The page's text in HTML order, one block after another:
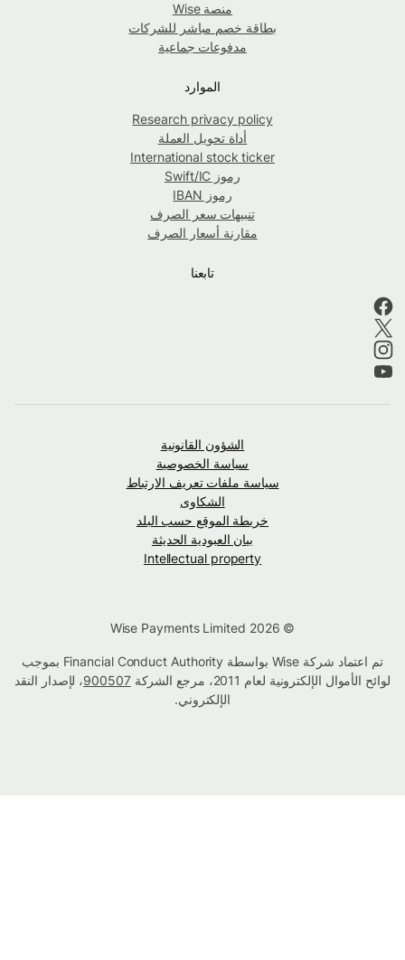
منصة Wise
بطاقة خصم مباشر للشركات
مدفوعات جماعية
الموارد
Research privacy policy
أداة تحويل العملة
International stock ticker
رموز Swift/IC
رموز IBAN
تنبيهات سعر الصرف
مقارنة أسعار الصرف
تابعنا
الشؤون القانونية
سياسة الخصوصية
سياسة ملفات تعريف الارتباط
الشكاوى
خريطة الموقع حسب البلد
بيان العبودية الحديثة
Intellectual property
تم اعتماد شركة Wise بواسطة Financial Conduct Authority بموجب
لوائح الأموال الإلكترونية لعام 2011، مرجع الشركة
900507، لإصدار النقد
الإلكتروني.